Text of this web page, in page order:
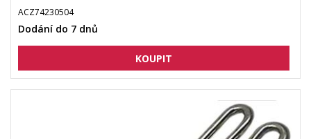
ACZ74230504
Dodání do 7 dnů